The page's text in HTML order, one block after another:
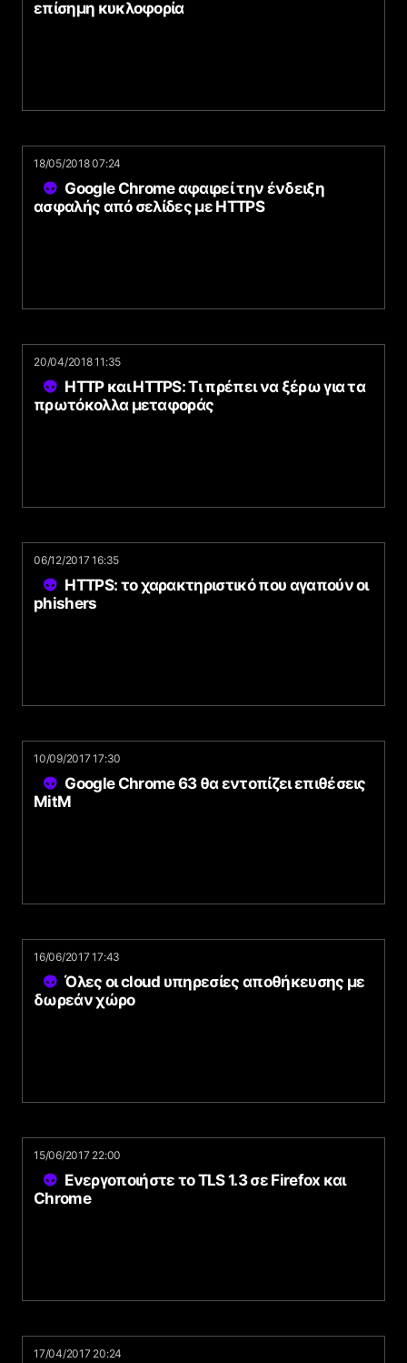
επίσημη κυκλοφορία
18/05/2018 07:24
Google Chrome αφαιρεί την ένδειξη
ασφαλής από σελίδες με HTTPS
20/04/2018 11:35
HTTP και HTTPS: Τι πρέπει να ξέρω για τα
πρωτόκολλα μεταφοράς
06/12/2017 16:35
HTTPS: το χαρακτηριστικό που αγαπούν οι
phishers
10/09/2017 17:30
Google Chrome 63 θα εντοπίζει επιθέσεις
MitM
16/06/2017 17:43
Όλες οι cloud υπηρεσίες αποθήκευσης με
δωρεάν χώρο
15/06/2017 22:00
Ενεργοποιήστε το TLS 1.3 σε Firefox και
Chrome
17/04/2017 20:24